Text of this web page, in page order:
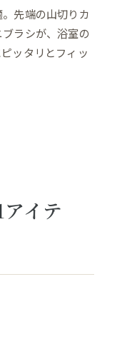
先端の山切りカ
ラシが、浴室の
ッタリとフィッ
イテ